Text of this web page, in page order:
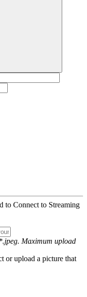
to Connect to Streaming
Maximum upload
or upload a picture that